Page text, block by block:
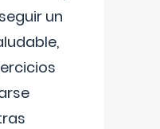
un